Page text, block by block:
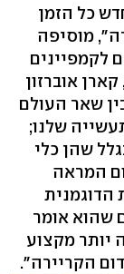
כל הזמן
מוסיפה
לקמפיינים
אוברזון
שאר העולם
שלנו;
שהן כלי
המראה
הדוגמנית
שהוא אומר
יותר מקצוע
הקריירה".